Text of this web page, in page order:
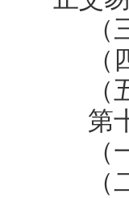
（
（
（
第
（
（